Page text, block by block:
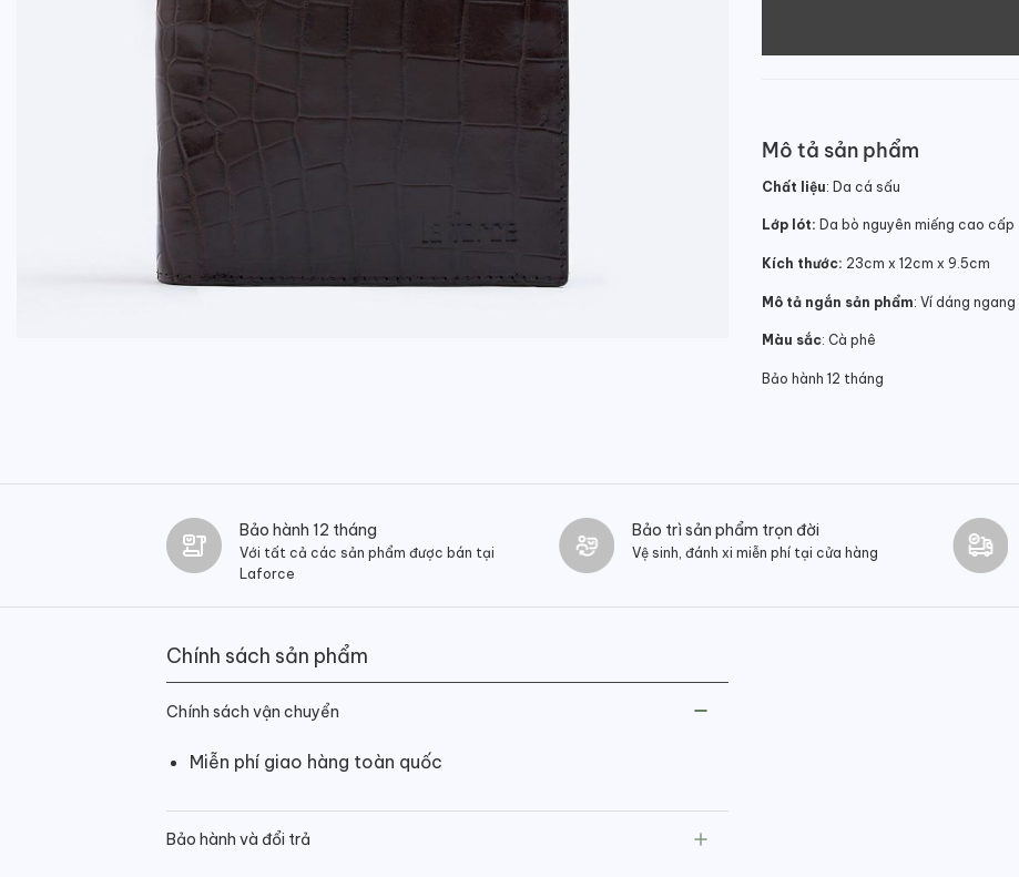
Mô tả sản phẩm
Chất liệu: Da cá sấu
Lớp lót: Da bò nguyên miếng cao cấp
Kích thước: 23cm x 12cm x 9.5cm
Mô tả ngắn sản phẩm: Ví dáng
Màu sắc: Cà phê
Bảo hành 12 tháng
Bảo hành 12 tháng
Với tất cả các sản phẩm được bán tại
Laforce
Bảo trì sản phẩm trọn đời
Vệ sinh, đánh xi miễn phí tại cửa hàng
Chính sách sản phẩm
Chính sách vận chuyển
Miễn phí giao hàng toàn quốc
Bảo hành và đổi trả